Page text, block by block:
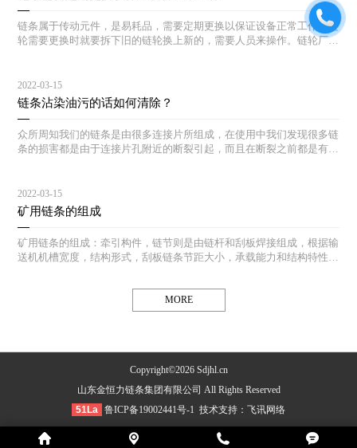
链条属于传动元件，是易耗品，需要定期更换以保证设备正常工作。链
轮需要更换时就要拆下旧的链轮换上新的，需要人员来操作。链轮厂也
2022-03-15
链条沾染油污的话如何清除？
众所周知我们的链条是由很多连接片所组成，在使用中我们发现很多链
条的损害都是由于连接片孔附近的断裂引起，而且在断裂之前都是有先
2022-03-15
矿用链条的组成
矿用链条的组成：牵引构件，链节则是由链杆和刮板焊接组成，根据输
送机机槽宽度，结构形式，刮板链条节距大小，承载能力和结构特性的
MORE
Copyright©2026 Sdjhl.cn
山东金恒力链条集团有限公司 All Rights Reserved
51La 鲁ICP备19002441号-1 技术支持： 飞讯网络